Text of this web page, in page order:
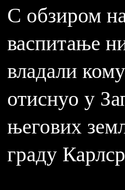
С обзиром
васпитање
владали
отиснуо у
његових
граду